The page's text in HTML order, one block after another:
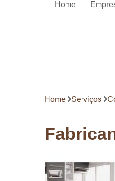
Home
Home Serviços